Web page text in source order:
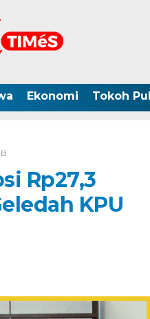
Ekonomi Tokoh
Rp27,3
KPU